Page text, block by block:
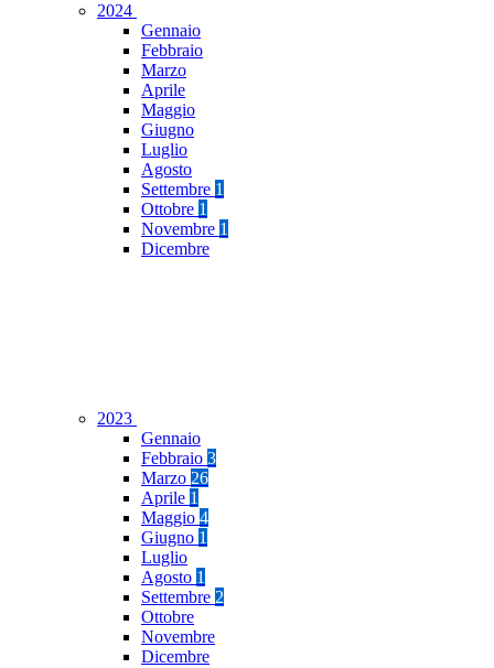
2024
Gennaio
Febbraio
Marzo
Aprile
Maggio
Giugno
Luglio
Agosto
Settembre 1
Ottobre 1
Novembre 1
Dicembre
2023
Gennaio
Febbraio 3
Marzo 26
Aprile 1
Maggio 4
Giugno 1
Luglio
Agosto 1
Settembre 2
Ottobre
Novembre
Dicembre